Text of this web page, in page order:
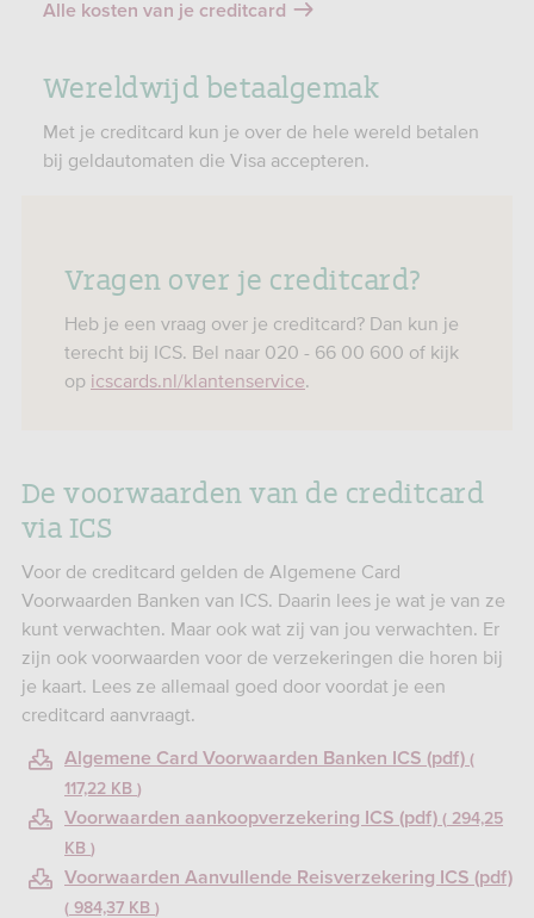
Alle kosten van je creditcard
Wereldwijd betaalgemak
Met je creditcard kun je over de hele wereld betalen
bij geldautomaten die Visa accepteren.
Vragen over je creditcard?
Heb je een vraag over je creditcard? Dan kun je
terecht bij ICS. Bel naar 020 - 66 00 600 of kijk
op icscards.nl/klantenservice.
De voorwaarden van de creditcard
via ICS
Voor de creditcard gelden de Algemene Card
Voorwaarden Banken van ICS. Daarin lees je wat je van ze
kunt verwachten. Maar ook wat zij van jou verwachten. Er
zijn ook voorwaarden voor de verzekeringen die horen bij
je kaart. Lees ze allemaal goed door voordat je een
creditcard aanvraagt.
Algemene Card Voorwaarden Banken ICS (pdf)
117,22 KB
Voorwaarden aankoopverzekering ICS (pdf)
294,25
KB
Voorwaarden Aanvullende Reisverzekering ICS (pdf)
984,37 KB